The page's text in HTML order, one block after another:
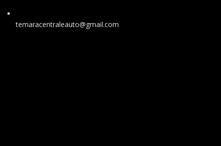
temaracentraleauto@gmail.com